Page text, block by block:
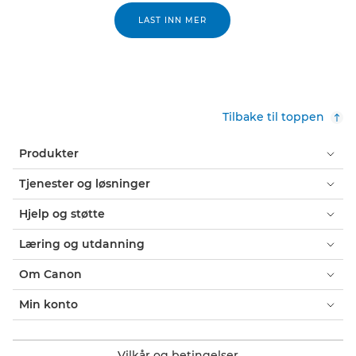
LAST INN MER
Tilbake til toppen
Produkter
Tjenester og løsninger
Hjelp og støtte
Læring og utdanning
Om Canon
Min konto